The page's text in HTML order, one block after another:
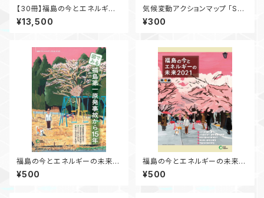
【30冊】福島の今とエネルギー
の未来2026 図でみる 福島
第一原発事故から15 年【10％引
¥13,500
気候変動アクションマップ 「Sys
tem Change not Climate C
hange - 気候正義のために立
¥300
福島の今とエネルギーの未来2
026 図でみる 福島第一原発
事故から15 年
¥500
福島の今とエネルギーの未来
2021
¥500